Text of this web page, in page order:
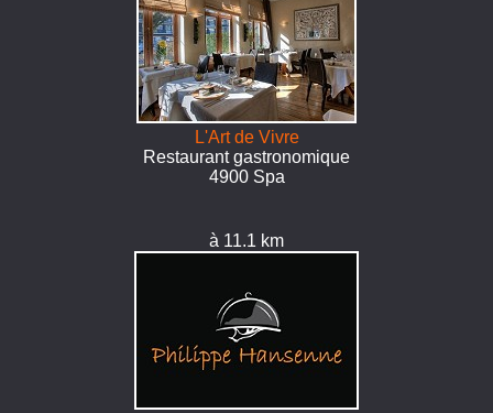
L'Art de Vivre
Restaurant gastronomique
4900 Spa
à 11.1 km